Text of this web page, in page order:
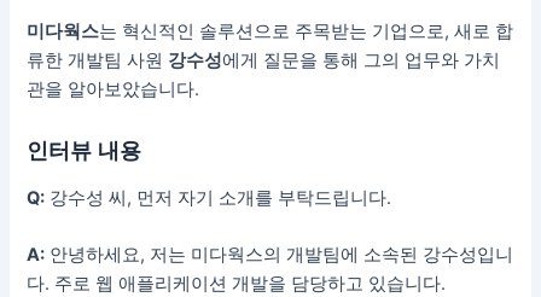
미다웍스는 혁신적인 솔루션으로 주목받는 기업으로, 새로 합
류한 개발팀 사원 강수성에게 질문을 통해 그의 업무와 가치
관을 알아보았습니다.
인터뷰 내용
Q: 강수성 씨, 먼저 자기 소개를 부탁드립니다.
A: 안녕하세요, 저는 미다웍스의 개발팀에 소속된 강수성입니
다. 주로 웹 애플리케이션 개발을 담당하고 있습니다.